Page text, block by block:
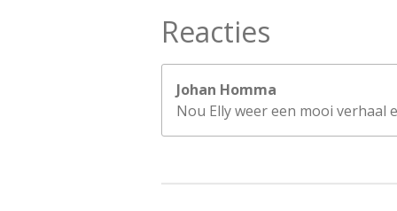
Reacties
Johan Homma
Nou Elly weer een mooi verhaal